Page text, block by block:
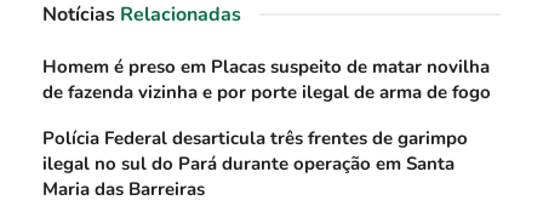
Notícias Relacionadas
Homem é preso em Placas suspeito de matar novilha
de fazenda vizinha e por porte ilegal de arma de fogo
Polícia Federal desarticula três frentes de garimpo
ilegal no sul do Pará durante operação em Santa
Maria das Barreiras